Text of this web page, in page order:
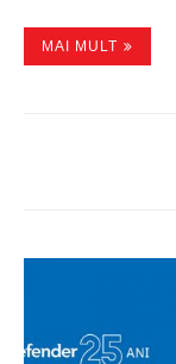
MAI MULT